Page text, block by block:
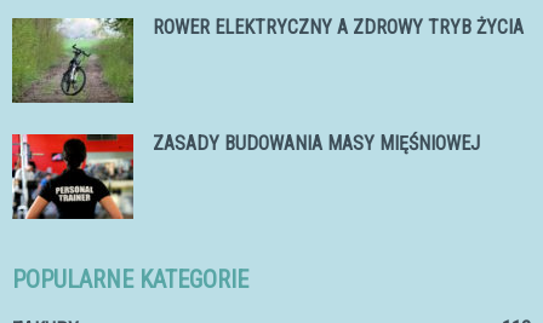
ROWER ELEKTRYCZNY A ZDROWY TRYB ŻYCIA
ZASADY BUDOWANIA MASY MIĘŚNIOWEJ
POPULARNE KATEGORIE